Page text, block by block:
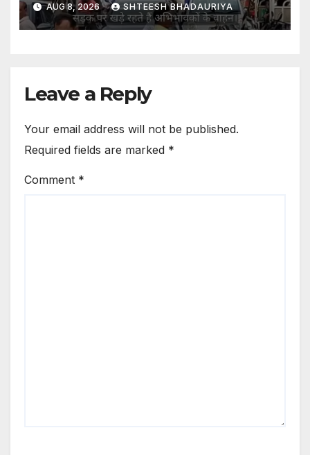
AUG 8, 2026 SHTEESH BHADAURIYA
Leave a Reply
Your email address will not be published.
Required fields are marked *
Comment *